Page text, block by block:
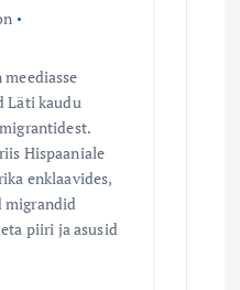
Läti kaudu
Hispaaniale
enklaavides,
migrandid
piiri ja asusid